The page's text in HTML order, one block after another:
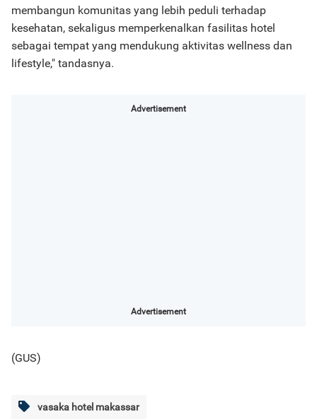
membangun komunitas yang lebih peduli terhadap
kesehatan, sekaligus memperkenalkan fasilitas hotel
sebagai tempat yang mendukung aktivitas wellness dan
lifestyle," tandasnya.
Advertisement
Advertisement
(GUS)
vasaka hotel makassar